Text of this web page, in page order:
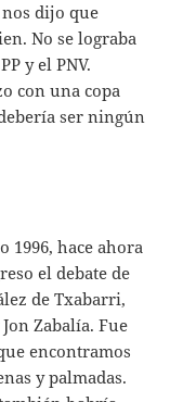
dijo que
No se lograba
y el PNV.
con una copa
ser ningún
1996, hace ahora
el debate de
de Txabarri,
Zabalía. Fue
encontramos
y palmadas.